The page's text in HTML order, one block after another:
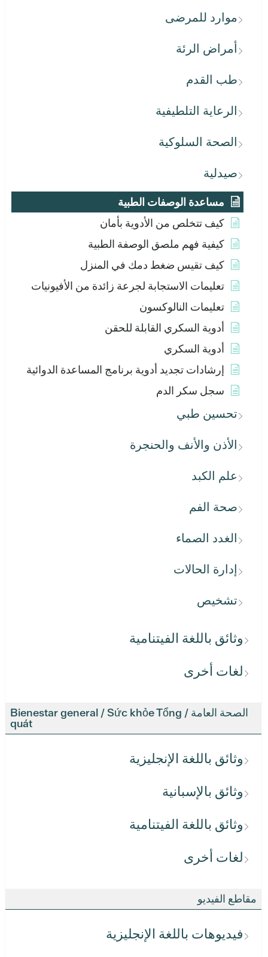
موارد للمرضى
أمراض الرئة
طب القدم
الرعاية التلطيفية
الصحة السلوكية
صيدلية
مساعدة الوصفات الطبية
كيف تتخلص من الأدوية بأمان
كيفية فهم ملصق الوصفة الطبية
كيف تقيس ضغط دمك في المنزل
تعليمات الاستجابة لجرعة زائدة من الأفيونيات
تعليمات النالوكسون
أدوية السكري القابلة للحقن
أدوية السكري
إرشادات تجديد أدوية برنامج المساعدة الدوائية
سجل سكر الدم
تحسين طبي
الأذن والأنف والحنجرة
علم الكبد
صحة الفم
الغدد الصماء
إدارة الحالات
تشخيص
وثائق باللغة الفيتنامية
لغات أخرى
الصحة العامة / Bienestar general / Sức khỏe Tổng
quát
وثائق باللغة الإنجليزية
وثائق بالإسبانية
وثائق باللغة الفيتنامية
لغات أخرى
مقاطع الفيديو
فيديوهات باللغة الإنجليزية